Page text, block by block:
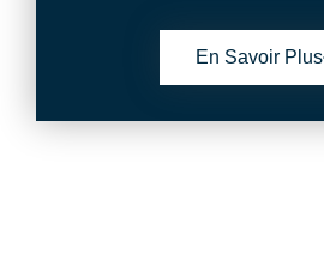
En Savoir Plus